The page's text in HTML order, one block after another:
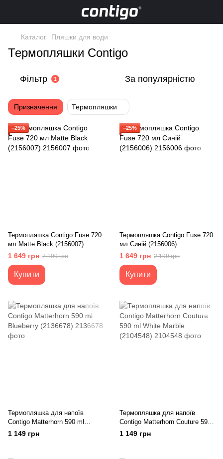
Каталог Пляшки для води
Термопляшки Contigo
Фільтр 1 За популярністю
Призначення Термопляшки
−25%
Термопляшка Contigo Fuse 720
мл Matte Black (2156007)
1 649 грн 2 199 грн
Купити
−25%
Термопляшка Contigo Fuse 720
мл Синій (2156006)
1 649 грн 2 199 грн
Купити
Термопляшка для напоїв
Contigo Matterhorn 590 ml
Blueberry (2136678)
1 149 грн
Термопляшка для напоїв
Contigo Matterhorn Couture 590
ml White Marble (2104548)
1 149 грн